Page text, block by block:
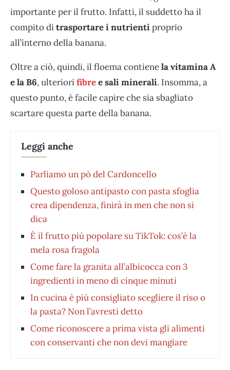
importante per il frutto. Infatti, il suddetto ha il
compito ditrasportare i nutrientiproprio
all’interno della banana.
Oltre a ciò, quindi, il floema contienela vitamina A
e la B6, ulteriorifibree sali minerali. Insomma, a
questo punto, è facile capire che sia sbagliato
scartare questa parte della banana.
Leggi anche
Parliamo un pò del Cardoncello
Questo goloso antipasto con pasta sfoglia
crea dipendenza, finirà in men che non si
dica
È il frutto più popolare su TikTok: cos’è la
mela rosa fragola
Come fare la granita all’albicocca con 3
ingredienti in meno di cinque minuti
In cucina è più consigliato scegliere il riso o
la pasta? Non l’avresti detto
Come riconoscere a prima vista gli alimenti
con conservanti che non devi mangiare